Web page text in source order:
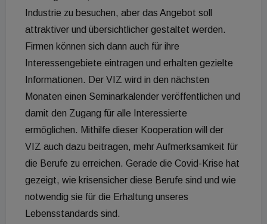
Industrie zu besuchen, aber das Angebot soll
attraktiver und übersichtlicher gestaltet werden.
Firmen können sich dann auch für ihre
Interessengebiete eintragen und erhalten gezielte
Informationen. Der VIZ wird in den nächsten
Monaten einen Seminarkalender veröffentlichen und
damit den Zugang für alle Interessierte
ermöglichen. Mithilfe dieser Kooperation will der
VIZ auch dazu beitragen, mehr Aufmerksamkeit für
die Berufe zu erreichen. Gerade die Covid-Krise hat
gezeigt, wie krisensicher diese Berufe sind und wie
notwendig sie für die Erhaltung unseres
Lebensstandards sind.